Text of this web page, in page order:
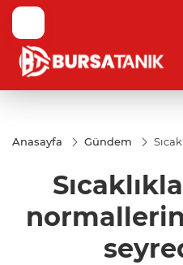
Anasayfa Gündem